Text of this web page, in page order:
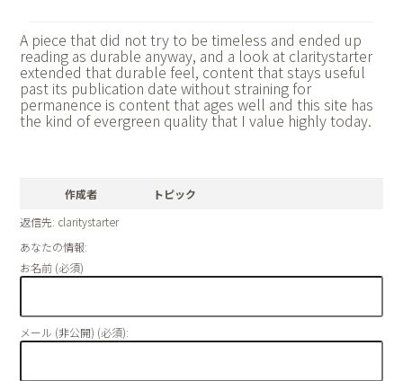
A piece that did not try to be timeless and ended up
reading as durable anyway, and a look at claritystarter
extended that durable feel, content that stays useful
past its publication date without straining for
permanence is content that ages well and this site has
the kind of evergreen quality that I value highly today.
作成者
トピック
返信先: claritystarter
あなたの情報:
お名前 (必須)
メール (非公開) (必須):